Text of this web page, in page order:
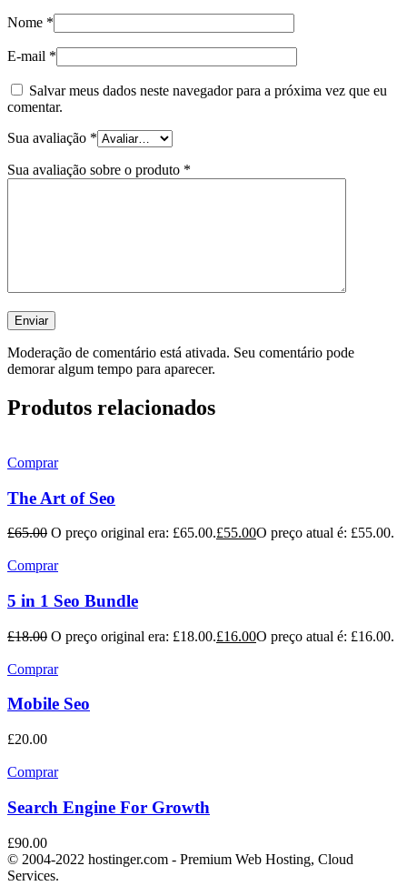
Nome *
E-mail *
Salvar meus dados neste navegador para a próxima vez que eu
comentar.
Sua avaliação *
Sua avaliação sobre o produto *
Moderação de comentário está ativada. Seu comentário pode
demorar algum tempo para aparecer.
Produtos relacionados
Comprar
The Art of Seo
£65.00 O preço original era: £65.00.£55.00O preço atual é: £55.00.
Comprar
5 in 1 Seo Bundle
£18.00 O preço original era: £18.00.£16.00O preço atual é: £16.00.
Comprar
Mobile Seo
£20.00
Comprar
Search Engine For Growth
£90.00
© 2004-2022 hostinger.com - Premium Web Hosting, Cloud
Services.